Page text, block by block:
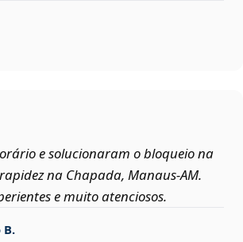
e solucionaram o bloqueio na
na Chapada, Manaus‑AM.
e muito atenciosos.
B.